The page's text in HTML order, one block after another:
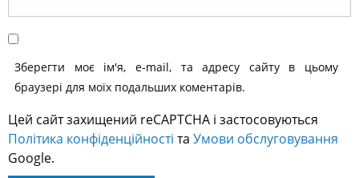
Зберегти моє ім'я, e-mail, та адресу сайту в цьому
браузері для моїх подальших коментарів.
Цей сайт захищений reCAPTCHA і застосовуються
Політика конфіденційності та Умови обслуговування
Google.